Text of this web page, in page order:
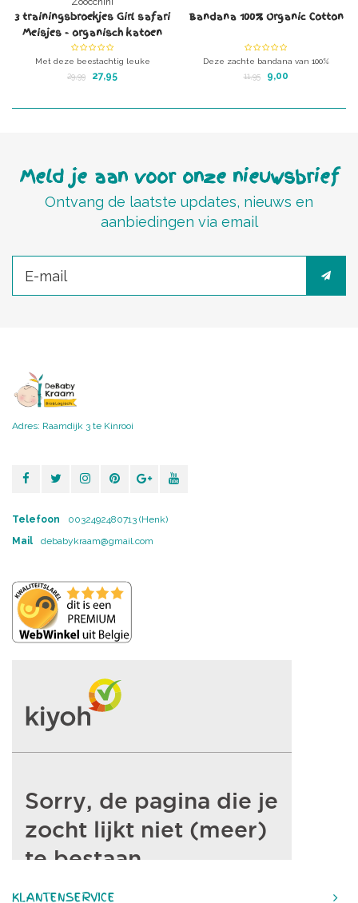
3 trainingsbroekjes Girl safari
Meisjes - organisch katoen
Met deze beestachtig leuke
oefenbroekjes wilde dieren meisjes van
Wilde dieren
29,99 27,95
Bandana 100% Organic Cotton
Deze zachte bandana van 100%
organisch katoen valt soepel en
11,95 9,00
Meld je aan voor onze nieuwsbrief
Ontvang de laatste updates, nieuws en
aanbiedingen via email
Adres: Raamdijk 3 te Kinrooi
Telefoon
0032492480713 (Henk)
Mail
debabykraam@gmail.com
KLANTENSERVICE